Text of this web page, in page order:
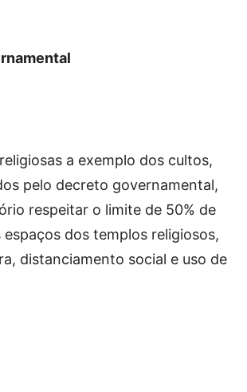
a exemplo dos cultos,
pelo decreto governamental,
respeitar o limite de 50% de
dos templos religiosos,
distanciamento social e uso de